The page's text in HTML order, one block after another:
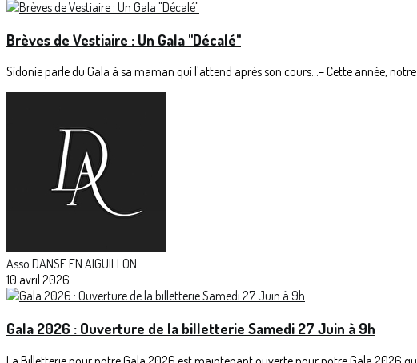
Brèves de Vestiaire : Un Gala "Décalé"
Sidonie parle du Gala à sa maman qui l'attend après son cours...– Cette année, notre
Asso DANSE EN AIGUILLON
10 avril 2026
Gala 2026 : Ouverture de la billetterie Samedi 27 Juin à 9h